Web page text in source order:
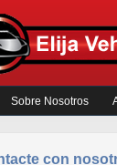
Sobre Nosotros
con